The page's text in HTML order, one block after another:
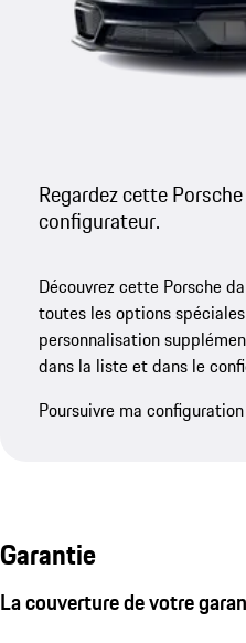
Regardez cette
configurateur.
Découvrez cette Porsche
toutes les options
personnalisation
dans la liste et dans le
Poursuivre ma configuration
Garantie
La couverture de votre